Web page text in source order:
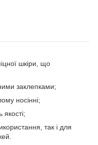
шкіри, що
заклепками;
носінні;
так і для